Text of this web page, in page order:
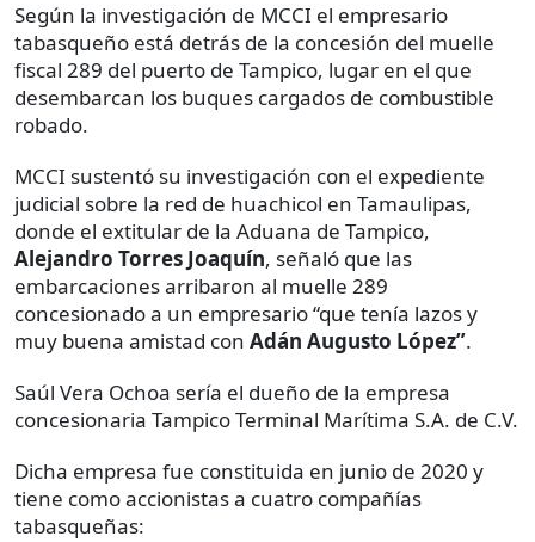
Según la investigación de MCCI el empresario
tabasqueño está detrás de la concesión del muelle
fiscal 289 del puerto de Tampico, lugar en el que
desembarcan los buques cargados de combustible
robado.
MCCI sustentó su investigación con el expediente
judicial sobre la red de huachicol en Tamaulipas,
donde el extitular de la Aduana de Tampico,
Alejandro Torres Joaquín, señaló que las
embarcaciones arribaron al muelle 289
concesionado a un empresario “que tenía lazos y
muy buena amistad con Adán Augusto López”.
Saúl Vera Ochoa sería el dueño de la empresa
concesionaria Tampico Terminal Marítima S.A. de C.V.
Dicha empresa fue constituida en junio de 2020 y
tiene como accionistas a cuatro compañías
tabasqueñas: